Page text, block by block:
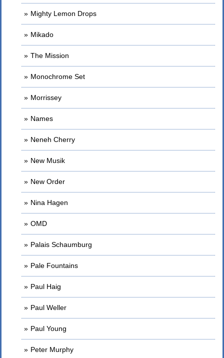
Mighty Lemon Drops
Mikado
The Mission
Monochrome Set
Morrissey
Names
Neneh Cherry
New Musik
New Order
Nina Hagen
OMD
Palais Schaumburg
Pale Fountains
Paul Haig
Paul Weller
Paul Young
Peter Murphy